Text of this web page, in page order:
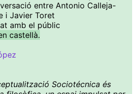
entre Antonio Calleja-
i Javier Toret
amb el públic
castellà.
Sociotécnica és